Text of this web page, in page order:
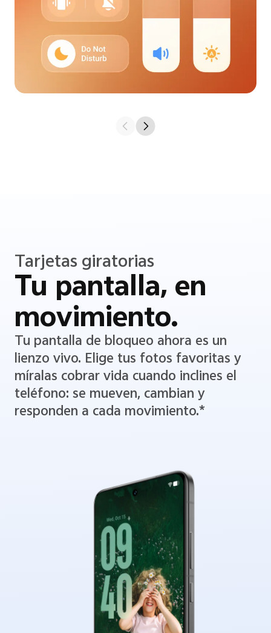
Tarjetas giratorias
Tu pantalla, en
movimiento.
Tu pantalla de bloqueo ahora es un
lienzo vivo. Elige tus fotos favoritas y
míralas cobrar vida cuando inclines el
teléfono: se mueven, cambian y
responden a cada movimiento.*